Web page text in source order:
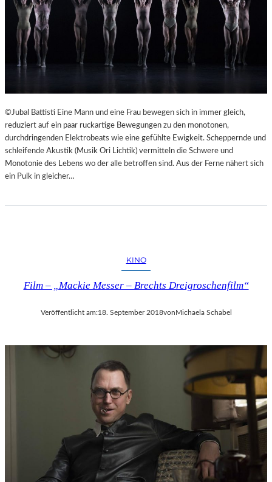
©Jubal Battisti Eine Mann und eine Frau bewegen sich in immer gleich,
reduziert auf ein paar ruckartige Bewegungen zu den monotonen,
durchdringenden Elektrobeats wie eine gefühlte Ewigkeit. Scheppernde und
schleifende Akustik (Musik Ori Lichtik) vermitteln die Schwere und
Monotonie des Lebens wo der alle betroffen sind. Aus der Ferne nähert sich
ein Pulk in gleicher…
KINO
Film – „Mackie Messer – Brechts Dreigroschenfilm“
Veröffentlicht am:18. September 2018vonMichaela Schabel